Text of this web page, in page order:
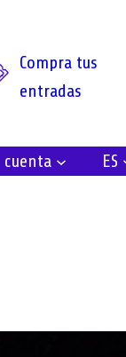
Compra tus
entradas
ES